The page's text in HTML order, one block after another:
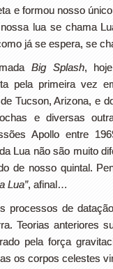
e formou nosso
lua se chama
já se espera, se
Big Splash,
pela primeira vez
Tucson, Arizona, e
e diversas
Apollo entre
Lua não são muito
de nosso quintal.
Lua”, afinal…
processos de
Teorias anteriores
pela força
os corpos celestes